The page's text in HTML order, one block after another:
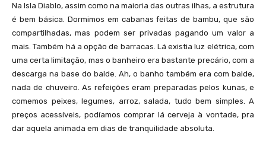
azul turquesa
Na Isla Diablo, assim como na maioria das outras ilhas, a estrutura
é bem básica. Dormimos em cabanas feitas de bambu, que são
compartilhadas, mas podem ser privadas pagando um valor a
mais. Também há a opção de barracas. Lá existia luz elétrica, com
uma certa limitação, mas o banheiro era bastante precário, com a
descarga na base do balde. Ah, o banho também era com balde,
nada de chuveiro. As refeições eram preparadas pelos kunas, e
comemos peixes, legumes, arroz, salada, tudo bem simples. A
preços acessíveis, podíamos comprar lá cerveja à vontade, pra
dar aquela animada em dias de tranquilidade absoluta.